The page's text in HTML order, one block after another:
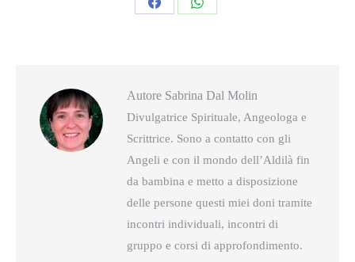
CondividiCondividi
Autore Sabrina Dal Molin
Divulgatrice Spirituale, Angeologa e
Scrittrice. Sono a contatto con gli
Angeli e con il mondo dell’Aldilà fin
da bambina e metto a disposizione
delle persone questi miei doni tramite
incontri individuali, incontri di
gruppo e corsi di approfondimento.